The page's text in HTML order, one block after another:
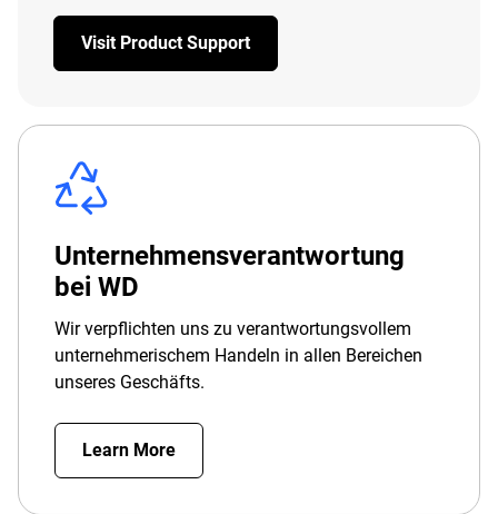
Visit Product Support
Unternehmensverantwortung
bei WD
Wir verpflichten uns zu verantwortungsvollem
unternehmerischem Handeln in allen Bereichen
unseres Geschäfts.
Learn More